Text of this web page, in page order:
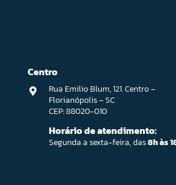
Centro
Rua Emilio Blum, 121. Centro –
Florianópolis – SC
CEP: 88020-010
Horário de atendimento:
Segunda a sexta-feira, das8h às